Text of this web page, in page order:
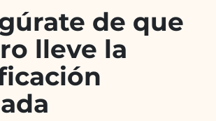
de que
lleve la